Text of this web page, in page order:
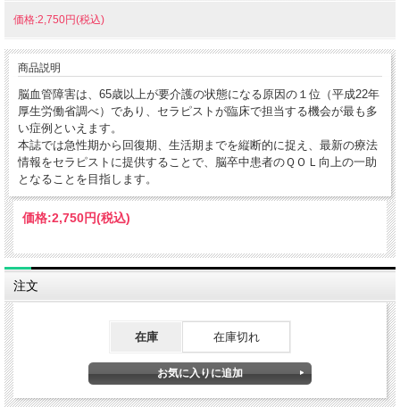
価格:2,750円(税込)
商品説明
脳血管障害は、65歳以上が要介護の状態になる原因の１位（平成22年
厚生労働省調べ）であり、セラピストが臨床で担当する機会が最も多
い症例といえます。
本誌では急性期から回復期、生活期までを縦断的に捉え、最新の療法
情報をセラピストに提供することで、脳卒中患者のＱＯＬ向上の一助
となることを目指します。
価格:2,750円(税込)
注文
在庫 在庫切れ